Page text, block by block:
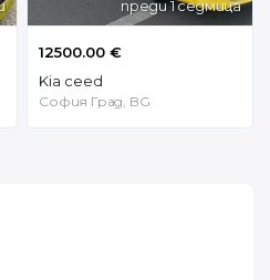
преди 1 седмица
12500.00 €
Kia ceed
София Град, BG